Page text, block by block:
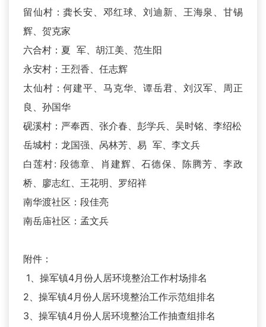
留仙村：龚长安、邓红球、刘迪新、王海泉、甘锡
辉、贺克家
六合村：夏 军、胡江美、范生阳
永安村：王烈香、任志辉
太仙村：何建平、马克华、谭岳君、刘汉军、周正
良、孙国华
砚溪村：严奉西、张介春、彭学兵、吴时铭、李绍松
岳城村：龙国强、呙林芳、易 军、李文兵
白莲村: 段德章、肖建辉、石德保、陈腾芳、李政
桥、廖志红、王花明、罗绍祥
南华渡社区：段佳亮
南岳庙社区：孟文兵
附件：
1、操军镇4月份人居环境整治工作村场排名
2、操军镇4月份人居环境整治工作示范组排名
3、操军镇4月份人居环境整治工作抽查组排名